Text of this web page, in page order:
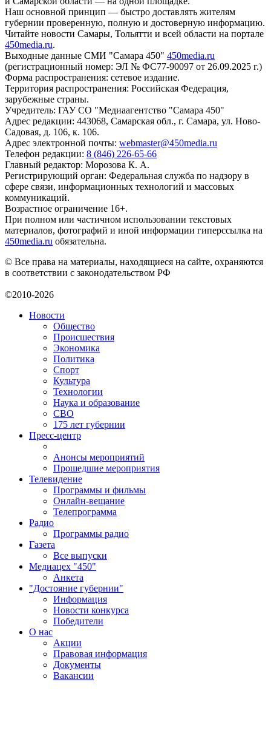
Наш основной принцип — быстро доставлять жителям
губернии проверенную, полную и достоверную информацию.
Читайте новости Самары, Тольятти и всей области на портале
450media.ru.
Выходные данные СМИ "Самара 450" 450media.ru
(регистрационный номер: ЭЛ № ФС77-90097 от 26.09.2025 г.)
Форма распространения: сетевое издание.
Территория распространения: Российская Федерация,
зарубежные страны.
Учредитель: ГАУ СО "Медиаагентство "Самара 450"
Адрес редакции: 443068, Самарская обл., г. Самара, ул. Ново-
Садовая, д. 106, к. 106.
Адрес электронной почты: webmaster@450media.ru
Телефон редакции: 8 (846) 226-65-66
Главный редактор: Морозова К. А.
Регистрирующий орган: Федеральная служба по надзору в
сфере связи, информационных технологий и массовых
коммуникаций.
Возрастное ограничение 16+.
При полном или частичном использовании текстовых
материалов, фотографий и иной информации гиперссылка на
450media.ru обязательна.
© Все права на материалы, находящиеся на сайте, охраняются
в соответствии с законодательством РФ
©2010-2026
Новости
Общество
Происшествия
Экономика
Политика
Спорт
Культура
Технологии
Наука и образование
СВО
175 лет губернии
Пресс-центр
Анонсы мероприятий
Прошедшие мероприятия
Телевидение
Программы и фильмы
Онлайн-вещание
Телепрограмма
Радио
Программы радио
Газета
Все выпуски
Медиацех "450"
Анкета
"Достояние губернии"
Информация
Новости конкурса
Победители
О нас
Акции
Правовая информация
Документы
Вакансии